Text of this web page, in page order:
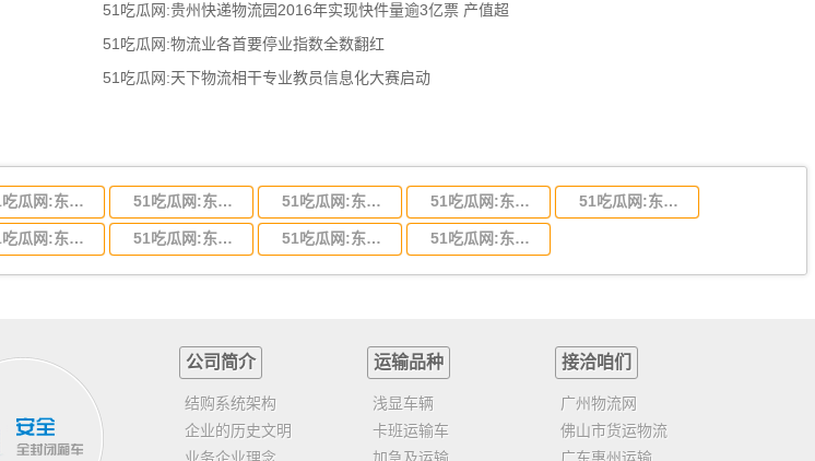
51吃瓜网:贵州快递物流园2016年实现快件量逾3亿票 产值超
51吃瓜网:物流业各首要停业指数全数翻红
51吃瓜网:天下物流相干专业教员信息化大赛启动
51吃瓜网:东莞到吉林省物流运输,东莞到吉林省物流公司 51吃瓜网:东莞到甘肃省物流运输,东莞到甘肃省物流公司 51吃瓜网:东莞到陕西省物流运输,东莞到陕西省物流公司 51吃瓜网:东莞到贵州省物流运输,东莞到贵州省物流公司 51吃瓜网:东莞到四川省物流专线,东莞到四川省物流公司
51吃瓜网:东莞到江苏物流专线运输,东莞到江苏省物流公司 51吃瓜网:东莞到浙江省物流运输,东莞到浙江省物流公司 51吃瓜网:东莞到福建省物流运输,东莞到福建省物流公司 51吃瓜网:东莞到广西物流专线,东莞到广西物流公司
公司简介
结购系统架构
企业的历史文明
运输品种
浅显车辆
卡班运输车
接洽咱们
广州物流网
佛山市货运物流